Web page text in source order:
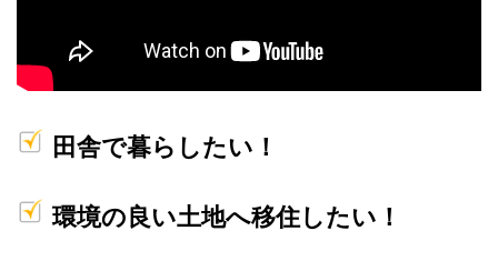
田舎で暮らしたい！
環境の良い土地へ移住したい！